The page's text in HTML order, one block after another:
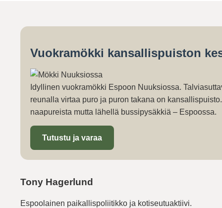
Vuokramökki kansallispuiston
Idyllinen vuokramökki Espoon Nuuksiossa.
reunalla virtaa puro ja puron takana on
naapureista mutta lähellä bussipysäkkiä – Espoossa.
Tutustu ja varaa
Tony Hagerlund
Espoolainen paikallispoliitikko ja kotiseutuaktiivi.